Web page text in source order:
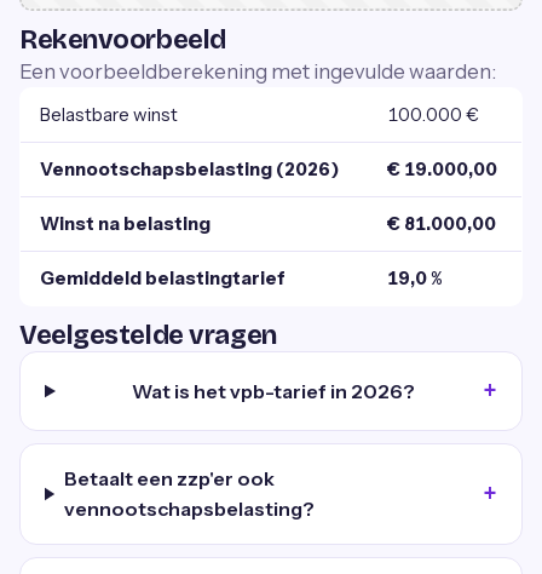
Rekenvoorbeeld
Een voorbeeldberekening met ingevulde waarden:
Belastbare winst 100.000 €
Vennootschapsbelasting (2026) € 19.000,00
Winst na belasting € 81.000,00
Gemiddeld belastingtarief 19,0 %
Veelgestelde vragen
Wat is het vpb-tarief in 2026?
Betaalt een zzp'er ook
vennootschapsbelasting?